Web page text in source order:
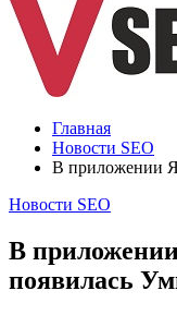
Главная
Новости SEO
В приложении
Новости SEO
В
появилась